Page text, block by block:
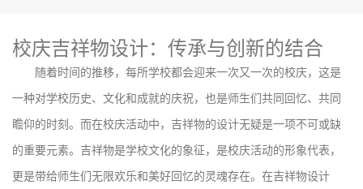
校庆吉祥物设计：传承与创新的结合
随着时间的推移，每所学校都会迎来一次又一次的校庆，这是
一种对学校历史、文化和成就的庆祝，也是师生们共同回忆、共同
瞻仰的时刻。而在校庆活动中，吉祥物的设计无疑是一项不可或缺
的重要元素。吉祥物是学校文化的象征，是校庆活动的形象代表，
更是带给师生们无限欢乐和美好回忆的灵魂存在。在吉祥物设计